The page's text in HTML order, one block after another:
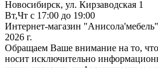
Новосибирск, ул. Кирзаводская 1
Вт,Чт с 17:00 до 19:00
Интернет-магазин
2026 г.
Обращаем Ваше внимание на то, что
носит исключительно